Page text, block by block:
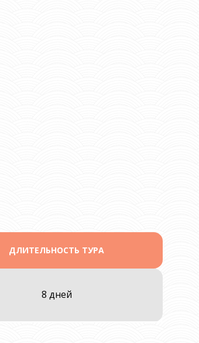
ДЛИТЕЛЬНОСТЬ ТУРА
8 дней